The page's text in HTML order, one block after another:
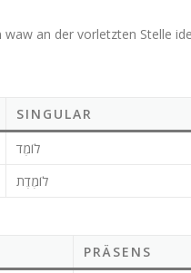
an der vorletzten Stelle
SINGULAR
לוֹמֶד
לוֹמֶדֶת
PRÄSENS